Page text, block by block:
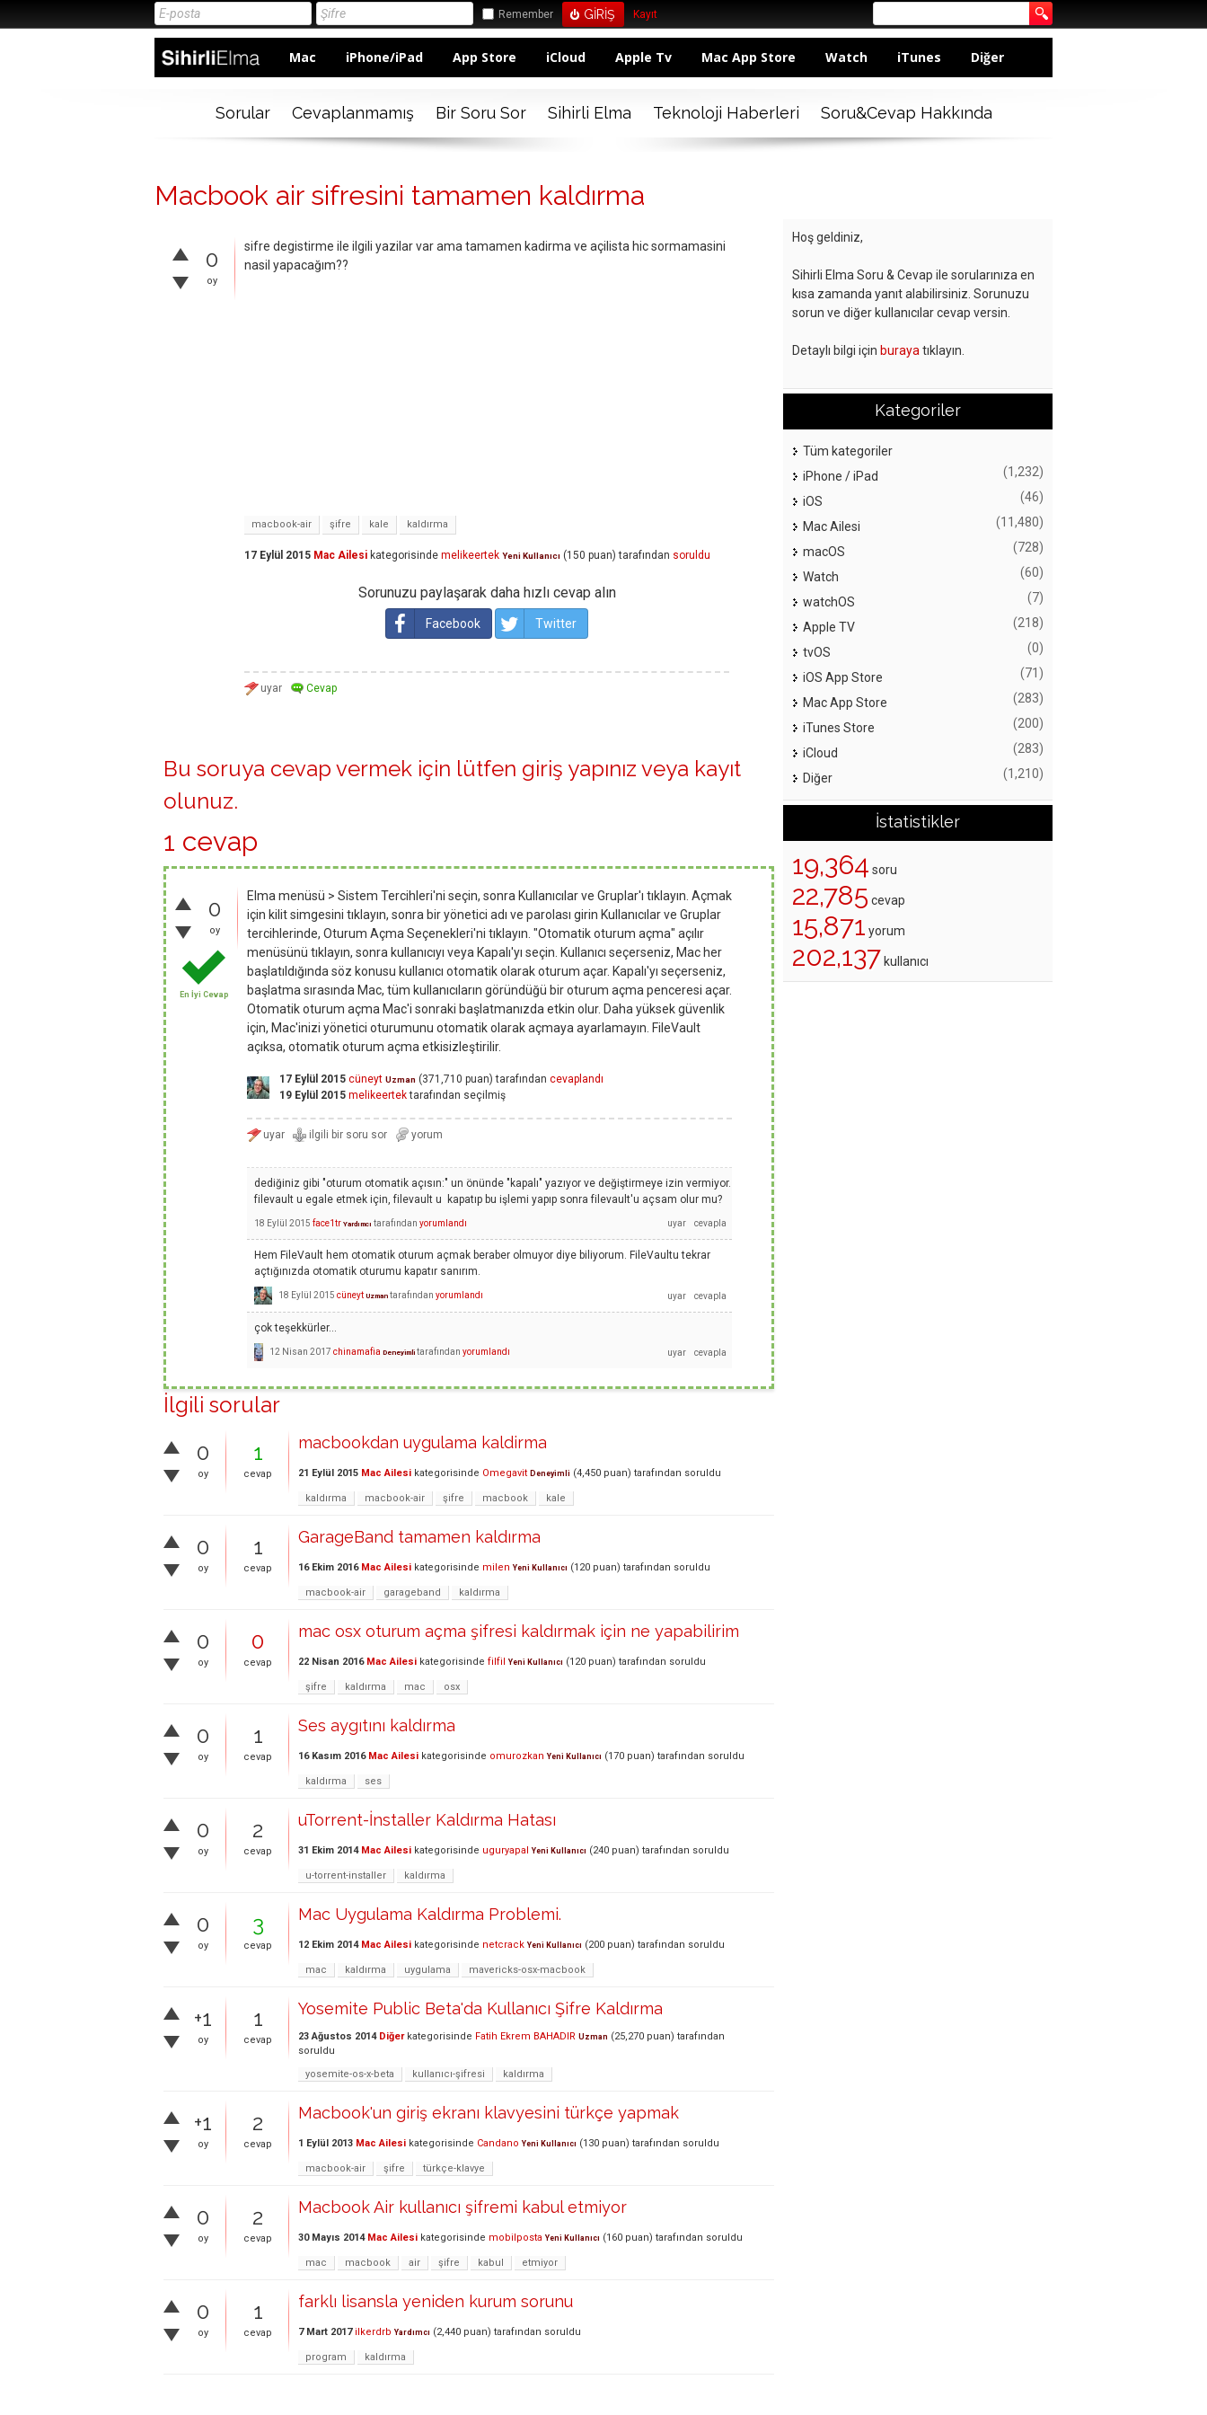
Remember Kayıt
Mac iPhone/iPad App Store iCloud Apple Tv Mac App Store Watch iTunes Diğer
Sorular Cevaplanmamış Bir Soru Sor Sihirli Elma Teknoloji Haberleri Soru&Cevap Hakkında
Macbook air sifresini tamamen kaldırma
0
oy
sifre degistirme ile ilgili yazilar var ama tamamen kadirma ve açilista hic sormamasini
nasil yapacağım??
macbook-air şifre kale kaldırma
17 Eylül 2015 Mac Ailesi kategorisinde melikeertek Yeni Kullanıcı (150 puan) tarafından soruldu
Sorunuzu paylaşarak daha hızlı cevap alın
Facebook Twitter
Bu soruya cevap vermek için lütfen giriş yapınız veya kayıt
olunuz.
1 cevap
0
oy
En İyi Cevap
Elma menüsü > Sistem Tercihleri'ni seçin, sonra Kullanıcılar ve Gruplar'ı tıklayın. Açmak
için kilit simgesini tıklayın, sonra bir yönetici adı ve parolası girin Kullanıcılar ve Gruplar
tercihlerinde, Oturum Açma Seçenekleri'ni tıklayın. "Otomatik oturum açma" açılır
menüsünü tıklayın, sonra kullanıcıyı veya Kapalı'yı seçin. Kullanıcı seçerseniz, Mac her
başlatıldığında söz konusu kullanıcı otomatik olarak oturum açar. Kapalı'yı seçerseniz,
başlatma sırasında Mac, tüm kullanıcıların göründüğü bir oturum açma penceresi açar.
Otomatik oturum açma Mac'i sonraki başlatmanızda etkin olur. Daha yüksek güvenlik
için, Mac'inizi yönetici oturumunu otomatik olarak açmaya ayarlamayın. FileVault
açıksa, otomatik oturum açma etkisizleştirilir.
17 Eylül 2015 cüneyt Uzman (371,710 puan) tarafından cevaplandı
19 Eylül 2015 melikeertektarafından seçilmiş
dediğiniz gibi "oturum otomatik açısın:" un önünde "kapalı" yazıyor ve değiştirmeye izin vermiyor.
filevault u egale etmek için, filevault u kapatıp bu işlemi yapıp sonra filevault'u açsam olur mu?
18 Eylül 2015 face1tr Yardımcı tarafından yorumlandı
Hem FileVault hem otomatik oturum açmak beraber olmuyor diye biliyorum. FileVaultu tekrar
açtığınızda otomatik oturumu kapatır sanırım.
18 Eylül 2015 cüneyt Uzman tarafından yorumlandı
çok teşekkürler...
12 Nisan 2017 chinamafia Deneyimli tarafından yorumlandı
İlgili sorular
0
oy
1
cevap
macbookdan uygulama kaldirma
21 Eylül 2015 Mac Ailesi kategorisinde Omegavit Deneyimli (4,450 puan) tarafından soruldu
kaldırma macbook-air şifre macbook kale
0
oy
1
cevap
GarageBand tamamen kaldırma
16 Ekim 2016 Mac Ailesi kategorisinde milen Yeni Kullanıcı (120 puan) tarafından soruldu
macbook-air garageband kaldırma
0
oy
0
cevap
mac osx oturum açma şifresi kaldırmak için ne yapabilirim
22 Nisan 2016 Mac Ailesi kategorisinde filfil Yeni Kullanıcı (120 puan) tarafından soruldu
şifre kaldırma mac osx
0
oy
1
cevap
Ses aygıtını kaldırma
16 Kasım 2016 Mac Ailesi kategorisinde omurozkan Yeni Kullanıcı (170 puan) tarafından soruldu
kaldırma ses
0
oy
2
cevap
uTorrent-İnstaller Kaldırma Hatası
31 Ekim 2014 Mac Ailesi kategorisinde uguryapal Yeni Kullanıcı (240 puan) tarafından soruldu
u-torrent-installer kaldırma
0
oy
3
cevap
Mac Uygulama Kaldırma Problemi.
12 Ekim 2014 Mac Ailesi kategorisinde netcrack Yeni Kullanıcı (200 puan) tarafından soruldu
mac kaldırma uygulama mavericks-osx-macbook
+1
oy
1
cevap
Yosemite Public Beta'da Kullanıcı Şifre Kaldırma
23 Ağustos 2014 Diğerkategorisinde Fatih Ekrem BAHADIR Uzman (25,270 puan) tarafından
soruldu
yosemite-os-x-beta
kullanıcı-şifresi kaldırma
+1
oy
2
cevap
Macbook'un giriş ekranı klavyesini türkçe yapmak
1 Eylül 2013 Mac Ailesi kategorisinde Candano Yeni Kullanıcı (130 puan) tarafından soruldu
macbook-air şifre türkçe-klavye
0
oy
2
cevap
Macbook Air kullanıcı şifremi kabul etmiyor
30 Mayıs 2014 Mac Ailesi kategorisinde mobilposta Yeni Kullanıcı (160 puan) tarafından soruldu
mac macbook air şifre kabul etmiyor
0
oy
1
cevap
farklı lisansla yeniden kurum sorunu
7 Mart 2017 ilkerdrb Yardımcı (2,440 puan) tarafından soruldu
program kaldırma
Hoş geldiniz,
Sihirli Elma Soru & Cevap ile sorularınıza en
kısa zamanda yanıt alabilirsiniz. Sorunuzu
sorun ve diğer kullanıcılar cevap versin.
Detaylı bilgi için buraya tıklayın.
Kategoriler
Tüm kategoriler
iPhone / iPad
(1,232)
iOS (46)
Mac Ailesi (11,480)
macOS (728)
Watch (60)
watchOS (7)
Apple TV (218)
tvOS (0)
iOS App Store (71)
Mac App Store (283)
iTunes Store (200)
iCloud (283)
Diğer (1,210)
İstatistikler
19,364 soru
22,785 cevap
15,871 yorum
202,137 kullanıcı